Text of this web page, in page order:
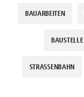
BAUARBEITEN
BAUSTELLE
STRASSENBAHN